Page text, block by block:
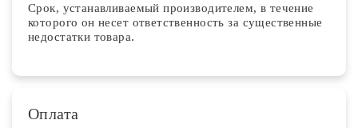
Срок, устанавливаемый производителем, в течение
которого он несет ответственность за существенные
недостатки товара.
Оплата